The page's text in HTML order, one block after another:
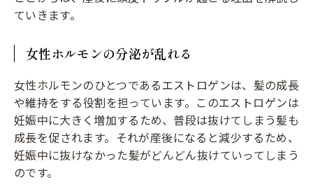
ていきます。
女性ホルモンの分泌が乱れる
女性ホルモンのひとつであるエストロゲンは、髪の成長
や維持をする役割を担っています。このエストロゲンは
妊娠中に大きく増加するため、普段は抜けてしまう髪も
成長を促されます。それが産後になると減少するため、
妊娠中に抜けなかった髪がどんどん抜けていってしまう
のです。